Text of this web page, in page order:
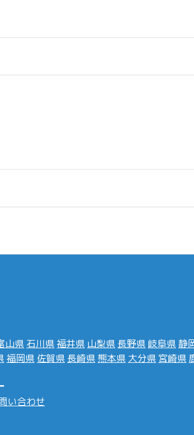
山県 石川県福井県 山梨県 長野県 岐阜県 静
福岡県 佐賀県 長崎県 熊本県 大分県 宮崎県
い合わせ